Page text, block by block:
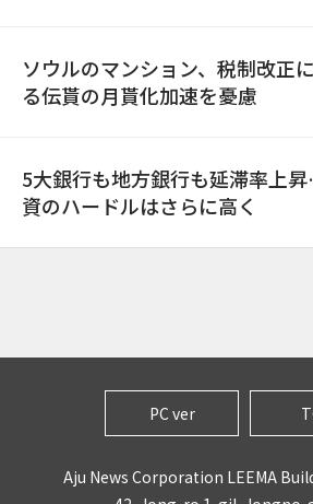
ソウルのマンション、税制改正
る伝貰の月貰化加速を憂慮
5大銀行も地方銀行も延滞率上
資のハードルはさらに高く
PC ver
Aju News Corporation LEEMA